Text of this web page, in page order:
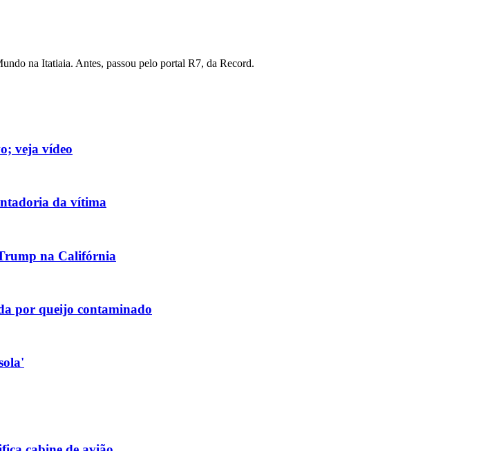
na Itatiaia. Antes, passou pelo portal R7, da Record.
veja vídeo
da vítima
na Califórnia
por queijo contaminado